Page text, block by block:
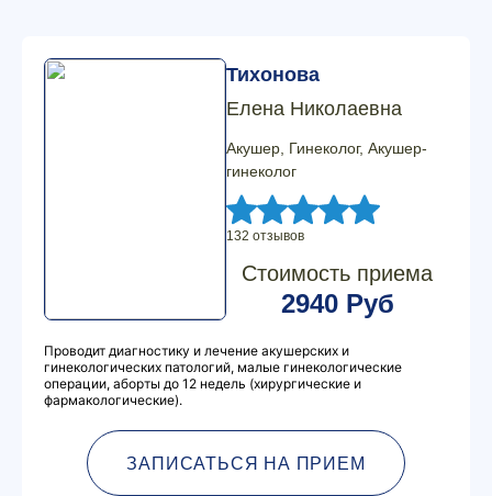
Тихонова
Елена Николаевна
Акушер, Гинеколог, Акушер-
гинеколог
132 отзывов
Стоимость приема
2940 Руб
Проводит диагностику и лечение акушерских и
гинекологических патологий, малые гинекологические
операции, аборты до 12 недель (хирургические и
фармакологические).
ЗАПИСАТЬСЯ НА ПРИЕМ